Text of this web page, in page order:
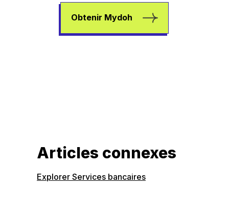
Obtenir Mydoh
Articles connexes
Explorer Services bancaires